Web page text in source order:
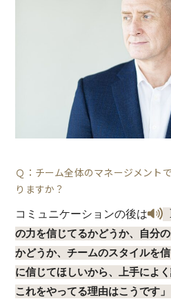
Ｑ：チーム全体のマネージメント
りますか？
コミュニケーションの後は
の力を信じてるかどうか、自分
かどうか、チームのスタイルを
に信じてほしいから、上手によ
これをやってる理由はこうです